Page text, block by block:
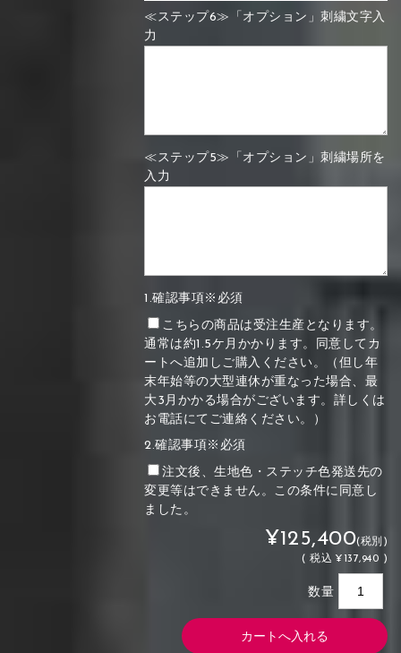
≪ステップ6≫「オプション」刺繍文字入
力
≪ステップ5≫「オプション」刺繍場所を
入力
1.確認事項※必須
こちらの商品は受注生産となります。
通常は約1.5ケ月かかります。同意してカ
ートへ追加しご購入ください。（但し年
末年始等の大型連休が重なった場合、最
大3月かかる場合がございます。詳しくは
お電話にてご連絡ください。）
2.確認事項※必須
注文後、生地色・ステッチ色発送先の
変更等はできません。この条件に同意し
ました。
¥125,400(税別)
(税込 ¥137,940 )
数量